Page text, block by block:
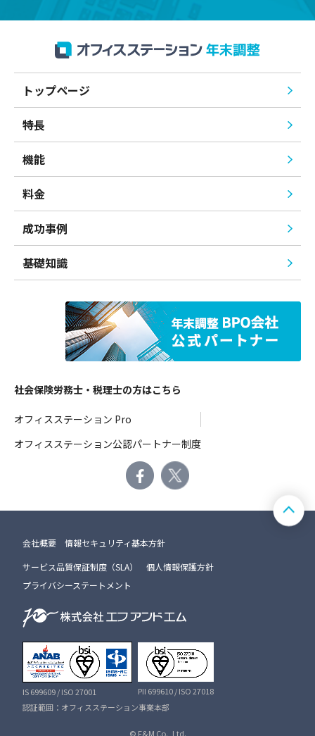
トップページ
特長
機能
料金
成功事例
基礎知識
社会保険労務士・税理士の方はこちら
オフィスステーション Pro
オフィスステーション公認パートナー制度
会社概要
情報セキュリティ基本方針
サービス品質保証制度（SLA）
個人情報保護方針
プライバシーステートメント
© F&M Co., Ltd.
IS 699609 / ISO 27001
PII 699610 / ISO 27018
認証範囲：オフィスステーション事業本部